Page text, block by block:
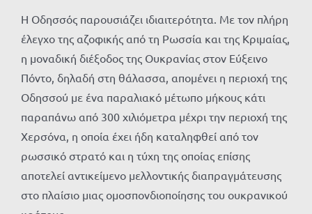
Η Οδησσός παρουσιάζει ιδιαιτερότητα. Με τον πλήρη
έλεγχο της αζοφικής από τη Ρωσσία και της Κριμαίας,
η μοναδική διέξοδος της Ουκρανίας στον Εύξεινο
Πόντο, δηλαδή στη θάλασσα, απομένει η περιοχή της
Οδησσού με ένα παραλιακό μέτωπο μήκους κάτι
παραπάνω από 300 χιλιόμετρα μέχρι την περιοχή της
Χερσόνα, η οποία έχει ήδη καταληφθεί από τον
ρωσσικό στρατό και η τύχη της οποίας επίσης
αποτελεί αντικείμενο μελλοντικής διαπραγμάτευσης
στο πλαίσιο μιας ομοσπονδιοποίησης του ουκρανικού